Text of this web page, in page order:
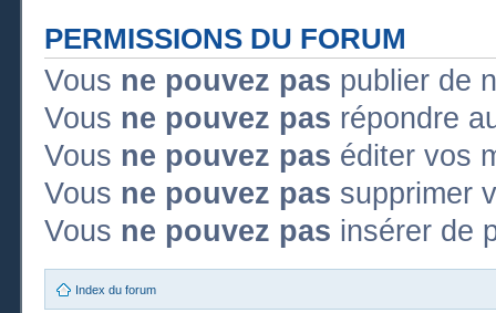
PERMISSIONS DU FORUM
Vous ne pouvez pas publier de
Vous ne pouvez pas répondre
Vous ne pouvez pas éditer vos
Vous ne pouvez pas supprimer
Vous ne pouvez pas insérer de
Index du forum